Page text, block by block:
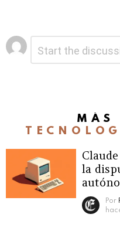
Deja
una
MÁS
la
Por